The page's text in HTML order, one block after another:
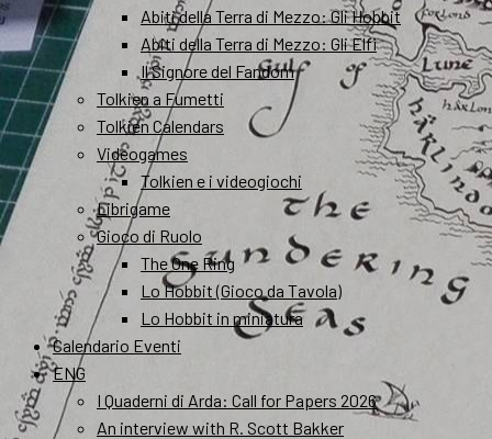
Abiti della Terra di Mezzo: Gli Hobbit
Abiti della Terra di Mezzo: Gli Elfi
Il Signore del Fandom
Tolkien a Fumetti
Tolkien Calendars
Videogames
Tolkien e i videogiochi
Librigame
Gioco di Ruolo
The One Ring
Lo Hobbit (Gioco da Tavola)
Lo Hobbit in miniatura
Calendario Eventi
ENG
I Quaderni di Arda: Call for Papers 2026
An interview with R. Scott Bakker